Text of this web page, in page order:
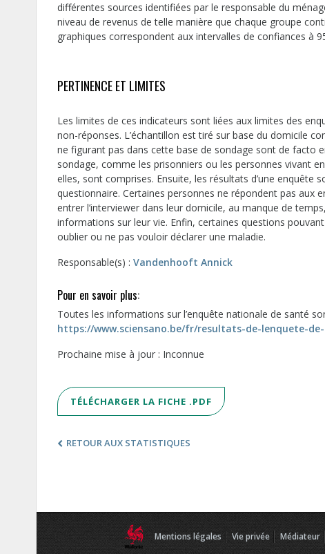
différentes sources identifiées par le responsable du
niveau de revenus de telle manière que chaque groupe
graphiques correspondent aux intervalles de confiances à
PERTINENCE ET LIMITES
Les limites de ces indicateurs sont liées aux limites des
non-réponses. L’échantillon est tiré sur base du domicile
ne figurant pas dans cette base de sondage sont de facto
sondage, comme les prisonniers ou les personnes vivant
elles, sont comprises. Ensuite, les résultats d’une
questionnaire. Certaines personnes ne répondent pas aux
entrer l’interviewer dans leur domicile, au manque de
informations sur leur vie. Enfin, certaines questions
oublier ou ne pas vouloir déclarer une maladie.
Responsable(s) : Vandenhooft Annick
Pour en savoir plus:
Toutes les informations sur l’enquête nationale de santé
https://www.sciensano.be/fr/resultats-de-lenquete-de-
Prochaine mise à jour : Inconnue
TÉLÉCHARGER LA FICHE .PDF
RETOUR AUX STATISTIQUES
Mentions légales Vie privée Médiateur